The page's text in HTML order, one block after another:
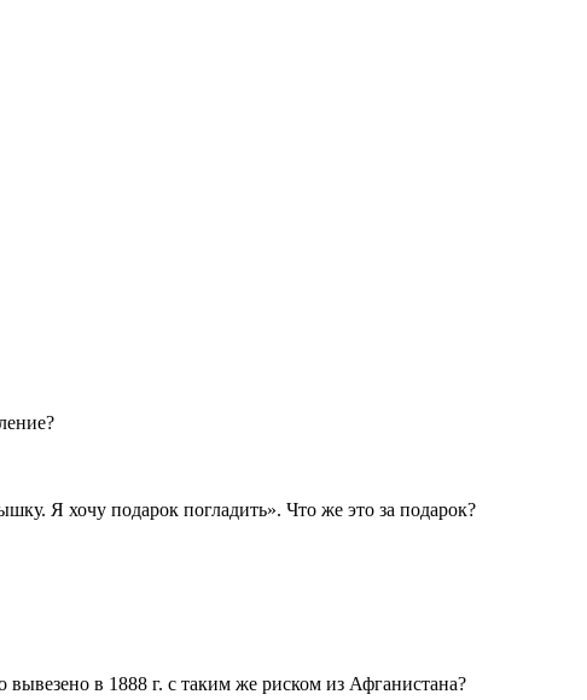
Я хочу подарок погладить». Что же это за подарок?
в 1888 г. с таким же риском из Афганистана?